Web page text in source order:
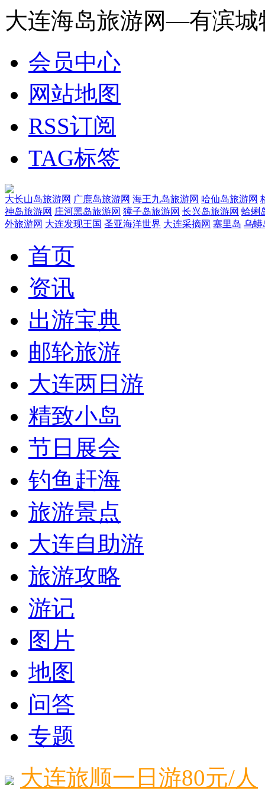
大连海岛旅游网—有滨城
会员中心
网站地图
RSS订阅
TAG标签
大长山岛旅游网 广鹿岛旅游网 海王九岛旅游网 哈仙岛旅游网
神岛旅游网 庄河黑岛旅游网 獐子岛旅游网 长兴岛旅游网 蛤蜊
外旅游网 大连发现王国 圣亚海洋世界 大连采摘网 塞里岛 乌蟒
首页
资讯
出游宝典
邮轮旅游
大连两日游
精致小岛
节日展会
钓鱼赶海
旅游景点
大连自助游
旅游攻略
游记
图片
地图
问答
专题
大连旅顺一日游80元/人